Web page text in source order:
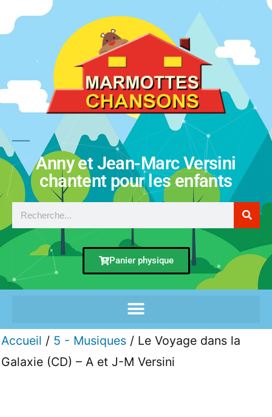
Anny et Jean-Marc Versini
chantent pour les enfants
Panier physique
Accueil / 5 - Musiques / Le Voyage dans la
Galaxie (CD) – A et J-M Versini